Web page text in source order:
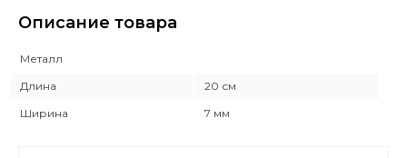
Описание товара
Металл
Длина
20 см
Ширина
7 мм